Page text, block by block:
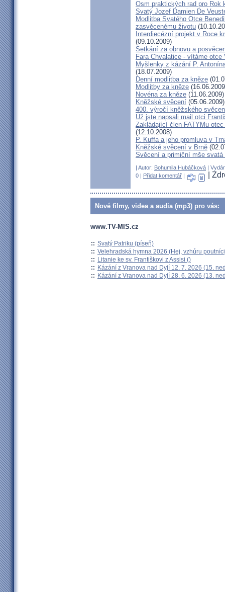
Osm praktických rad pro Rok
Svatý Jozef Damien De
Modlitba Svatého Otce
zasvěcenému životu
Interdiecézní projekt v Roce
(09.10.2009)
Setkání za obnovu a
Fara Chvalatice - vítáme otce
Myšlenky z kázání P.
(18.07.2009)
Denní modlitba za kněze
Modlitby za kněze
Novéna za kněze (11.06.2009)
Kněžské svěcení (05.06.2009)
400. výročí kněžského
Už jste napsali mail otci
Zakládající člen FATYMu
(12.10.2008)
P. Kuffa a jeho promluva v
Kněžské svěcení v Brně
Svěcení a primiční mše
| Autor: Bohumila Hubáčková |
0 | Přidat komentář | |
Nové filmy, videa a audia (mp3) pro vás:
www.TV-MIS.cz
:: Svatý Patriku (píseň)
:: Velehradská hymna 2026 (Hej, vzhůru
:: Litanie ke sv. Františkovi z Assisi ()
:: Kázání z Vranova nad Dyjí 12. 7. 2026 (15.
:: Kázání z Vranova nad Dyjí 28. 6. 2026 (13.